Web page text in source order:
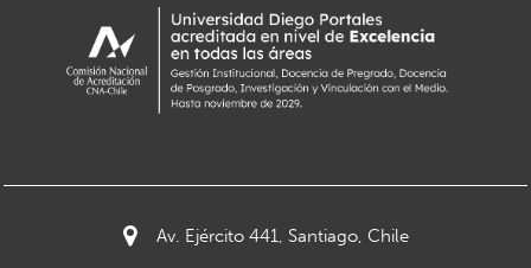
Av. Ejército 441, Santiago, Chile